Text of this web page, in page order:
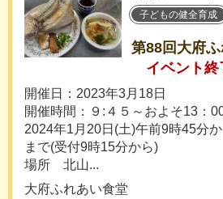
子どもの健全育成
第88回大府
イベント終
開催日：2023年3月18日
開催時間：９:４５～およそ13：
2024年1月20日(土)午前9時45分
まで(受付9時15分から)
場所 北山...
大府ふれあい食堂